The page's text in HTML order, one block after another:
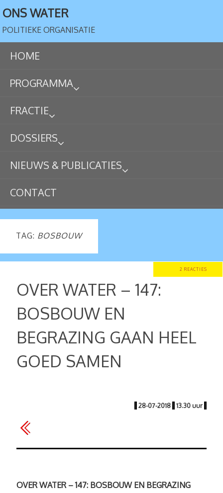
ONS WATER
POLITIEKE ORGANISATIE
HOME
PROGRAMMA
FRACTIE
DOSSIERS
NIEUWS & PUBLICATIES
CONTACT
TAG: BOSBOUW
2 REACTIES
OVER WATER – 147:
BOSBOUW EN
BEGRAZING GAAN HEEL
GOED SAMEN
| 28-07-2018 | 13.30 uur |
OVER WATER – 147: BOSBOUW EN BEGRAZING